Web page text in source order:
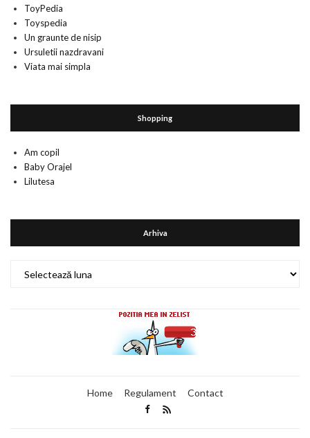
ToyPedia
Toyspedia
Un graunte de nisip
Ursuletii nazdravani
Viata mai simpla
Shopping
Am copil
Baby Orajel
Lilutesa
Arhiva
Home Regulament Contact